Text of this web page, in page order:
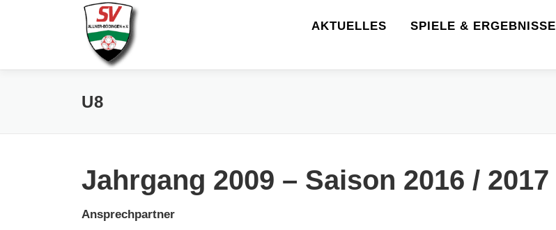
AKTUELLES SPIELE & ERGEBNISSE
U8
Jahrgang 2009 – Saison 2016 / 2017
Ansprechpartner